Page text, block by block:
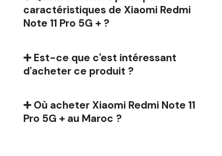
caractéristiques de Xiaomi Redmi
Note 11 Pro 5G + ?
➕ Est-ce que c'est intéressant
d'acheter ce produit ?
➕ Où acheter Xiaomi Redmi Note 11
Pro 5G + au Maroc ?